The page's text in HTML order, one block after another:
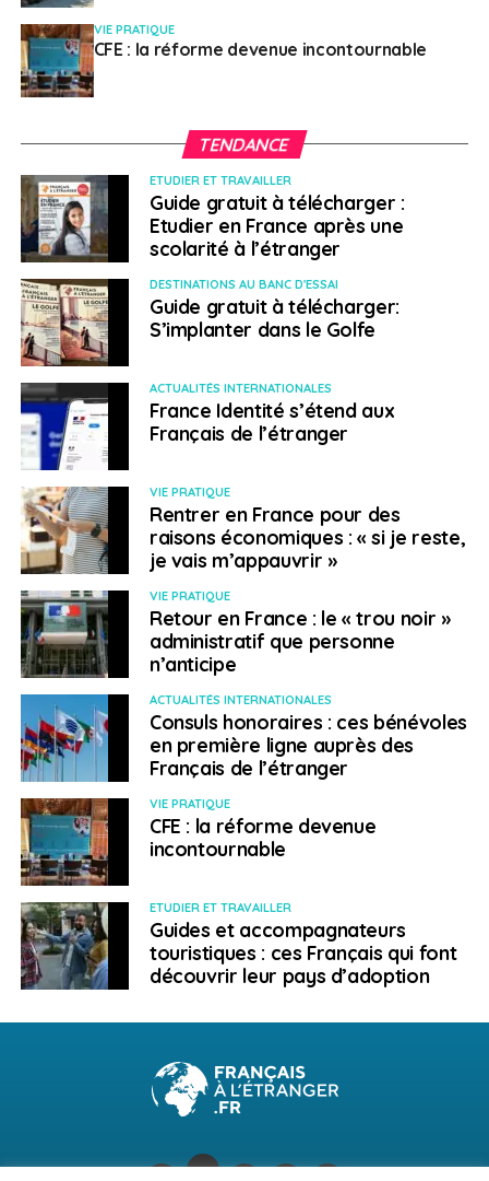
son père à leur départ, ni su le rassurer. «
décide de tout quitter, on est déterminé, convaincu…
mais on impose aussi ce choix à son entourage, parfois
sans mesurer l’impact que cela peut avoir. Ce projet
professionnelles, par la recherche d’une meilleure
qualité de vie, mais aussi, je le reconnais aujourd’hui,
par un besoin plus profond de prendre de la distance
avec un climat familial devenu pesant.»
considérée par son père comme un renoncement de
sa fille aux modèles familiaux. «L’éloignement
géographique a agi comme un révélateur de
la vision de la réussite, et la place que chacun estime
avoir dans la vie de l’autre.»
«Parfois, les personnes partent en pensant régler des
questions, des problèmes psychologiques. Cela peut
aider mais c’est aussi un peu illusoire.» rappelle
Dominique Dapei. Les soucis profonds se résolvent
Crédit photo : Pexels / RDNE Stock project
Eviter une rupture
franche avec ses
proches
Malgré des tentatives de réconciliation, Tiphaine n’a
VIE PRATIQUE
CFE : la réforme devenue incontournable
TENDANCE
ETUDIER ET TRAVAILLER
Guide gratuit à télécharger :
Etudier en France après une
scolarité à l’étranger
DESTINATIONS AU BANC D'ESSAI
Guide gratuit à télécharger:
S’implanter dans le Golfe
ACTUALITÉS INTERNATIONALES
France Identité s’étend aux
Français de l’étranger
VIE PRATIQUE
Rentrer en France pour des
raisons économiques : « si je reste,
je vais m’appauvrir »
VIE PRATIQUE
Retour en France : le « trou noir »
administratif que personne
n’anticipe
ACTUALITÉS INTERNATIONALES
Consuls honoraires : ces bénévoles
en première ligne auprès des
Français de l’étranger
VIE PRATIQUE
CFE : la réforme devenue
incontournable
ETUDIER ET TRAVAILLER
Guides et accompagnateurs
touristiques : ces Français qui font
découvrir leur pays d’adoption